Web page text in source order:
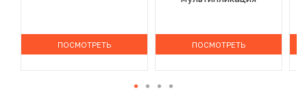
ПОСМОТРЕТЬ ПОСМОТРЕТЬ